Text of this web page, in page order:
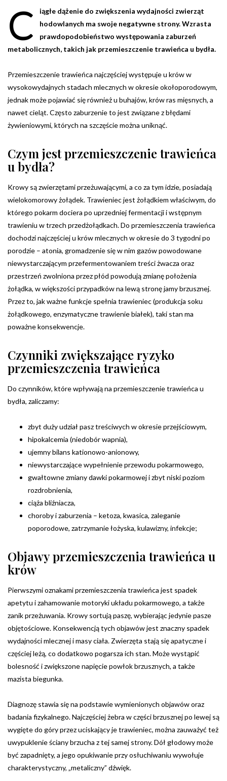
C
iągłe dążenie do zwiększenia wydajności zwierząt
hodowlanych ma swoje negatywne strony. Wzrasta
prawdopodobieństwo występowania zaburzeń
metabolicznych, takich jak przemieszczenie trawieńca u bydła.
Przemieszczenie trawieńca najczęściej występuje u krów w
wysokowydajnych stadach mlecznych w okresie okołoporodowym,
jednak może pojawiać się również u buhajów, krów ras mięsnych, a
nawet cieląt. Często zaburzenie to jest związane z błędami
żywieniowymi, których na szczęście można uniknąć.
Czym jest przemieszczenie trawieńca
u bydła?
Krowy są zwierzętami przeżuwającymi, a co za tym idzie, posiadają
wielokomorowy żołądek. Trawieniec jest żołądkiem właściwym, do
którego pokarm dociera po uprzedniej fermentacji i wstępnym
trawieniu w trzech przedżołądkach. Do przemieszczenia trawieńca
dochodzi najczęściej u krów mlecznych w okresie do 3 tygodni po
porodzie – atonia, gromadzenie się w nim gazów powodowane
niewystarczającym przefermentowaniem treści żwacza oraz
przestrzeń zwolniona przez płód powodują zmianę położenia
żołądka, w większości przypadków na lewą stronę jamy brzusznej.
Przez to, jak ważne funkcje spełnia trawieniec (produkcja soku
żołądkowego, enzymatyczne trawienie białek), taki stan ma
poważne konsekwencje.
Czynniki zwiększające ryzyko
przemieszczenia trawieńca
Do czynników, które wpływają na przemieszczenie trawieńca u
bydła, zaliczamy:
zbyt duży udział pasz treściwych w okresie przejściowym,
hipokalcemia (niedobór wapnia),
ujemny bilans kationowo-anionowy,
niewystarczające wypełnienie przewodu pokarmowego,
gwałtowne zmiany dawki pokarmowej i zbyt niski poziom
rozdrobnienia,
ciąża bliźniacza,
choroby i zaburzenia – ketoza, kwasica, zaleganie
poporodowe, zatrzymanie łożyska, kulawizny, infekcje;
Objawy przemieszczenia trawieńca u
krów
Pierwszymi oznakami przemieszczenia trawieńca jest spadek
apetytu i zahamowanie motoryki układu pokarmowego, a także
zanik przeżuwania. Krowy sortują paszę, wybierając jedynie pasze
objętościowe. Konsekwencją tych objawów jest znaczny spadek
wydajności mlecznej i masy ciała. Zwierzęta stają się apatyczne i
częściej leżą, co dodatkowo pogarsza ich stan. Może wystąpić
bolesność i zwiększone napięcie powłok brzusznych, a także
mazista biegunka.
Diagnozę stawia się na podstawie wymienionych objawów oraz
badania fizykalnego. Najczęściej żebra w części brzusznej po lewej są
wygięte do góry przez uciskający je trawieniec, można zauważyć też
uwypuklenie ściany brzucha z tej samej strony. Dół głodowy może
być zapadnięty, a jego opukiwanie przy osłuchiwaniu wywołuje
charakterystyczny, „metaliczny” dźwięk.